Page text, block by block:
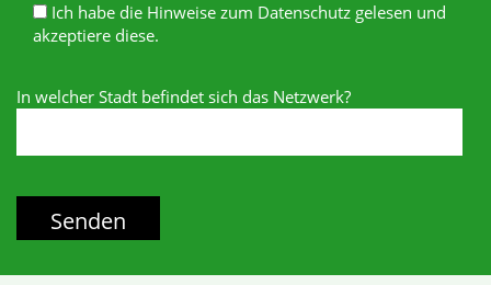
Ich habe die Hinweise zum Datenschutz gelesen und
akzeptiere diese.
In welcher Stadt befindet sich das Netzwerk?